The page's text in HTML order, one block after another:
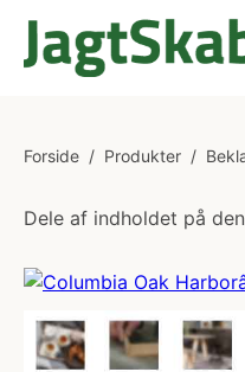
Forside / Produkter /
Dele af indholdet på